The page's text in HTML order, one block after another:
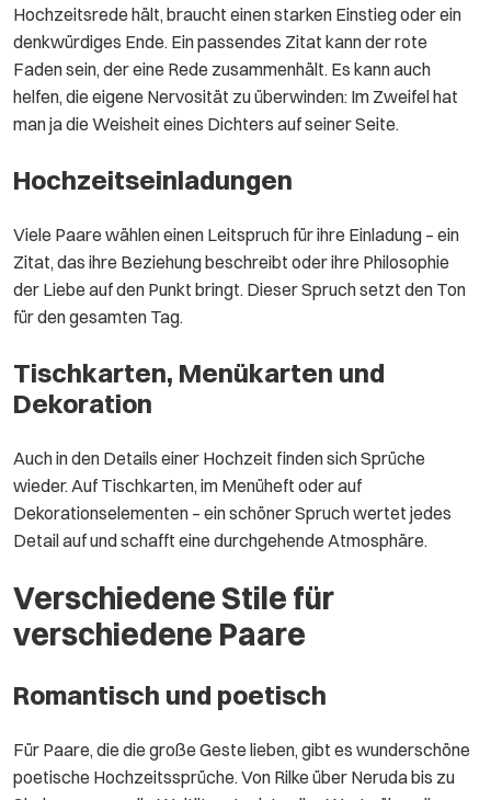
Hochzeitsrede hält, braucht einen starken Einstieg oder ein
denkwürdiges Ende. Ein passendes Zitat kann der rote
Faden sein, der eine Rede zusammenhält. Es kann auch
helfen, die eigene Nervosität zu überwinden: Im Zweifel hat
man ja die Weisheit eines Dichters auf seiner Seite.
Hochzeitseinladungen
Viele Paare wählen einen Leitspruch für ihre Einladung – ein
Zitat, das ihre Beziehung beschreibt oder ihre Philosophie
der Liebe auf den Punkt bringt. Dieser Spruch setzt den Ton
für den gesamten Tag.
Tischkarten, Menükarten und
Dekoration
Auch in den Details einer Hochzeit finden sich Sprüche
wieder. Auf Tischkarten, im Menüheft oder auf
Dekorationselementen – ein schöner Spruch wertet jedes
Detail auf und schafft eine durchgehende Atmosphäre.
Verschiedene Stile für
verschiedene Paare
Romantisch und poetisch
Für Paare, die die große Geste lieben, gibt es wunderschöne
poetische Hochzeitssprüche. Von Rilke über Neruda bis zu